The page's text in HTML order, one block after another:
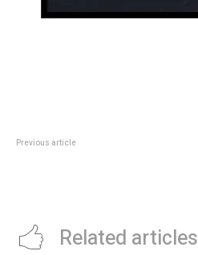
Previous article
Related articles